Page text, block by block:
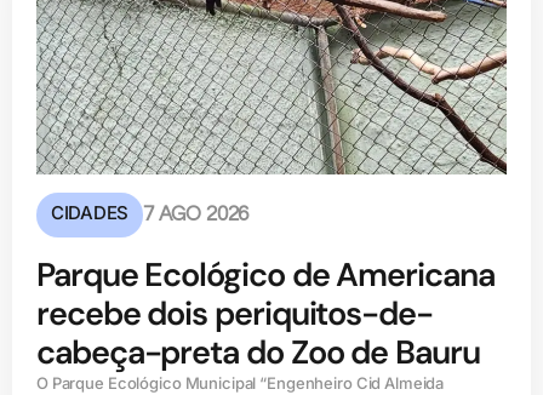
CIDADES 7 AGO 2026
Parque Ecológico de Americana
recebe dois periquitos-de-
cabeça-preta do Zoo de Bauru
O Parque Ecológico Municipal “Engenheiro Cid Almeida